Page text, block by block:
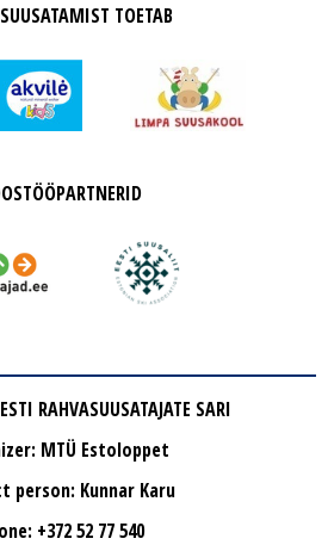
TOETAB
RAHVASUUSATAJATE SARI
MTÜ Estoloppet
person: Kunnar Karu
+372 52 77 540